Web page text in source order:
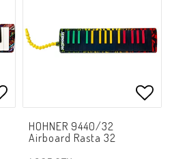
Lägg till i favoritlistan
HOHNER 9440/32
Airboard Rasta 32